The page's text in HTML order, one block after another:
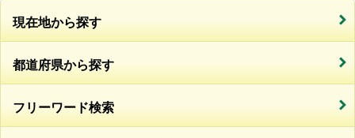
現在地から探す
都道府県から探す
フリーワード検索